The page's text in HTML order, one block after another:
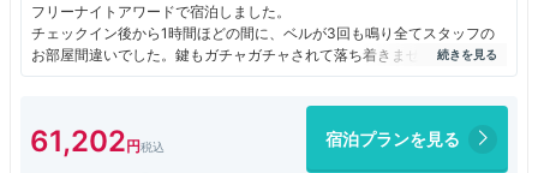
フリーナイトアワードで宿泊しました。
チェックイン後から1時間ほどの間に、ベルが3回も鳴り全てスタッフの
お部屋間違いでした。鍵もガチャガチャされて落ち着きませんでした。
特にバスルームは広くて、黒の石を基調とした落ち着いた空間でゆっくり
できました。
61,202 宿泊プランを見る